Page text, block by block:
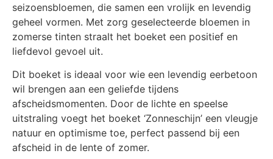
seizoensbloemen, die samen een vrolijk en levendig
geheel vormen. Met zorg geselecteerde bloemen in
zomerse tinten straalt het boeket een positief en
liefdevol gevoel uit.
Dit boeket is ideaal voor wie een levendig eerbetoon
wil brengen aan een geliefde tijdens
afscheidsmomenten. Door de lichte en speelse
uitstraling voegt het boeket ‘Zonneschijn’ een vleugje
natuur en optimisme toe, perfect passend bij een
afscheid in de lente of zomer.